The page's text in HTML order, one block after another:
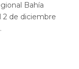
Bahía
2 de diciembre